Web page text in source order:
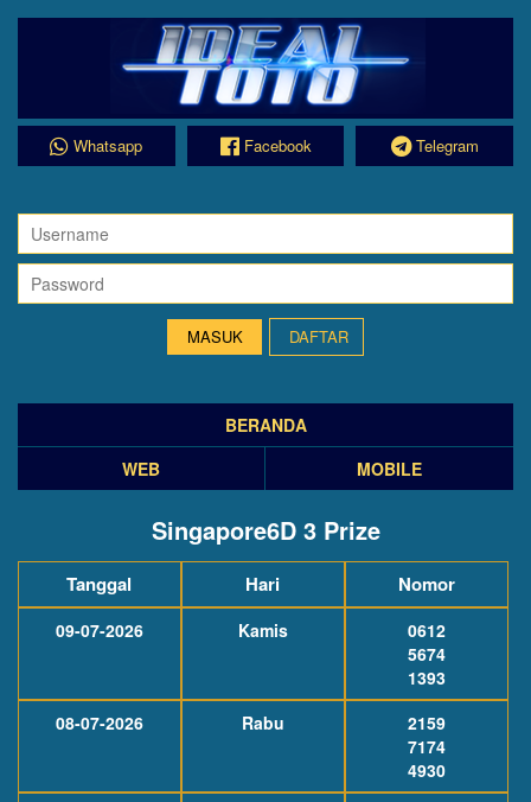
Whatsapp Facebook Telegram
DAFTAR
BERANDA
WEB
MOBILE
Singapore6D 3 Prize
Tanggal Hari Nomor
09-07-2026 Kamis
0612
5674
1393
08-07-2026
Rabu
2159
7174
4930